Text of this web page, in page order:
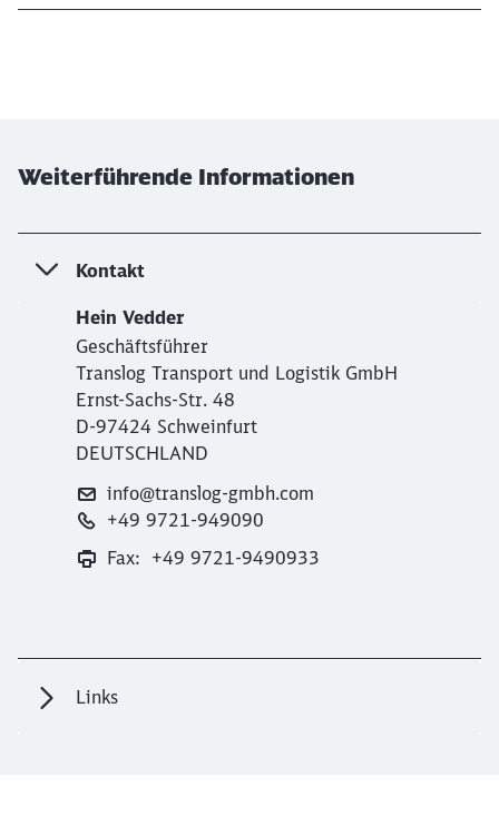
Weiterführende Informationen
Kontakt
Hein Vedder
Geschäftsführer
Translog Transport und Logistik GmbH
Ernst-Sachs-Str. 48
D-97424 Schweinfurt
DEUTSCHLAND
info@translog-gmbh.com
+49 9721-949090
Fax: +49 9721-9490933
Links
Abbrechen Weiter